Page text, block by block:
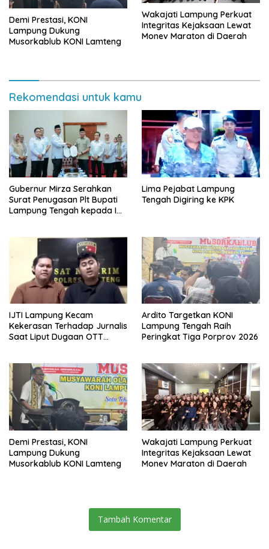
Demi Prestasi, KONI
Lampung Dukung
Musorkablub KONI Lamteng
Wakajati Lampung Perkuat
Integritas Kejaksaan Lewat
Monev Maraton di Daerah
Rekomendasi untuk kamu
Gubernur Mirza Serahkan
Surat Penugasan Plt Bupati
Lampung Tengah kepada I
Lima Pejabat Lampung
Tengah Digiring ke KPK
IJTI Lampung Kecam
Kekerasan Terhadap Jurnalis
Saat Liput Dugaan OTT
Ardito Targetkan KONI
Lampung Tengah Raih
Peringkat Tiga Porprov 2026
Demi Prestasi, KONI
Lampung Dukung
Musorkablub KONI Lamteng
Wakajati Lampung Perkuat
Integritas Kejaksaan Lewat
Monev Maraton di Daerah
Tambah Komentar